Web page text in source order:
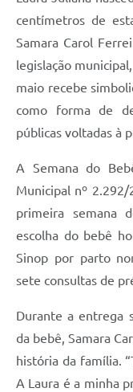
centímetros de
Samara Carol
legislação
maio recebe
como forma de
públicas voltadas à
A Semana do
Municipal nº
primeira semana
escolha do bebê
Sinop por parto
sete consultas de
Durante a entrega
da bebê, Samara
história da família.
A Laura é a minha